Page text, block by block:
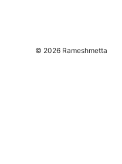
© 2026 Rameshmetta